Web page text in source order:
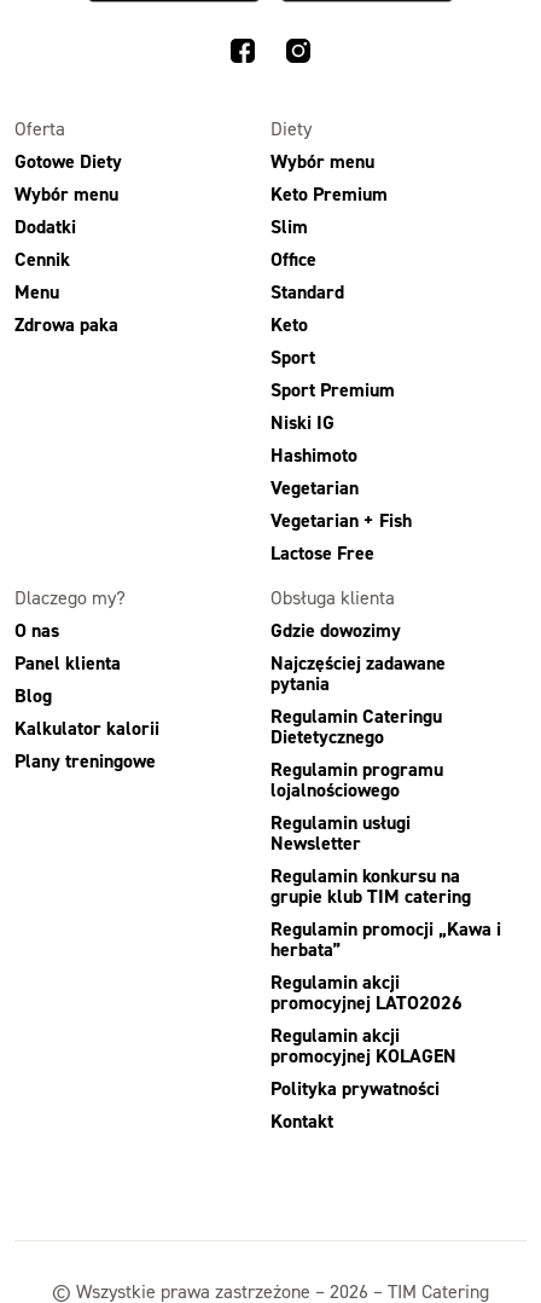
Oferta
Gotowe Diety
Wybór menu
Dodatki
Cennik
Menu
Zdrowa paka
Diety
Wybór menu
Keto Premium
Slim
Office
Standard
Keto
Sport
Sport Premium
Niski IG
Hashimoto
Vegetarian
Vegetarian + Fish
Lactose Free
Dlaczego my?
O nas
Panel klienta
Blog
Kalkulator kalorii
Plany treningowe
Obsługa klienta
Gdzie dowozimy
Najczęściej zadawane
pytania
Regulamin Cateringu
Dietetycznego
Regulamin programu
lojalnościowego
Regulamin usługi
Newsletter
Regulamin konkursu na
grupie klub TIM catering
Regulamin promocji „Kawa i
herbata”
Regulamin akcji
promocyjnej LATO2026
Regulamin akcji
promocyjnej KOLAGEN
Polityka prywatności
Kontakt
© Wszystkie prawa zastrzeżone – 2026 – TIM Catering